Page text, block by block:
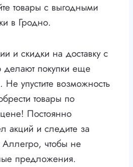
товары с выгодными
в Гродно.
и скидки на доставку с
покупки еще
упустите возможность
товары по
Постоянно
акций и следите за
чтобы не
предложения.